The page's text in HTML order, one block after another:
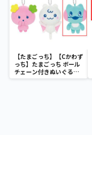
【たまごっち】【Cかわず
っち】たまごっち ボール
チェーン付きぬいぐるみ
～Tamagotchi